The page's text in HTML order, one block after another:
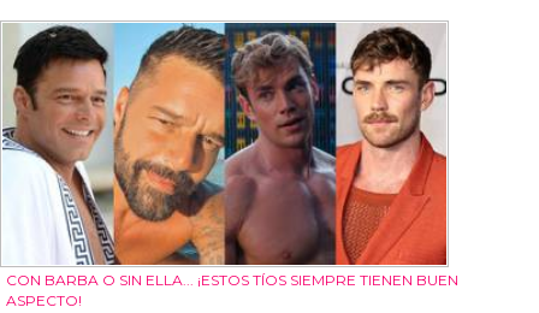
CON BARBA O SIN ELLA... ¡ESTOS TÍOS SIEMPRE TIENEN BUEN
ASPECTO!